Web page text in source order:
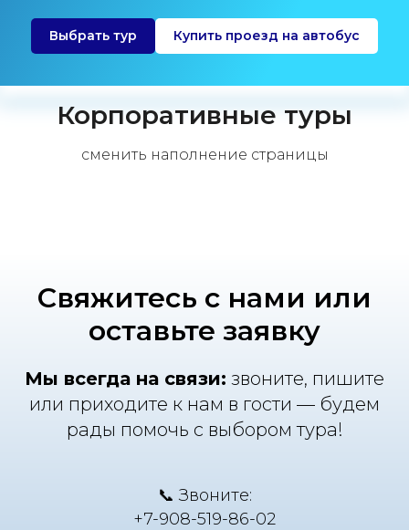
Выбрать тур Купить проезд на автобус
Корпоративные туры
сменить наполнение страницы
Свяжитесь с нами или
оставьте заявку
Мы всегда на связи: звоните, пишите
или приходите к нам в гости — будем
рады помочь с выбором тура!
📞 Звоните:
+7-908-519-86-02